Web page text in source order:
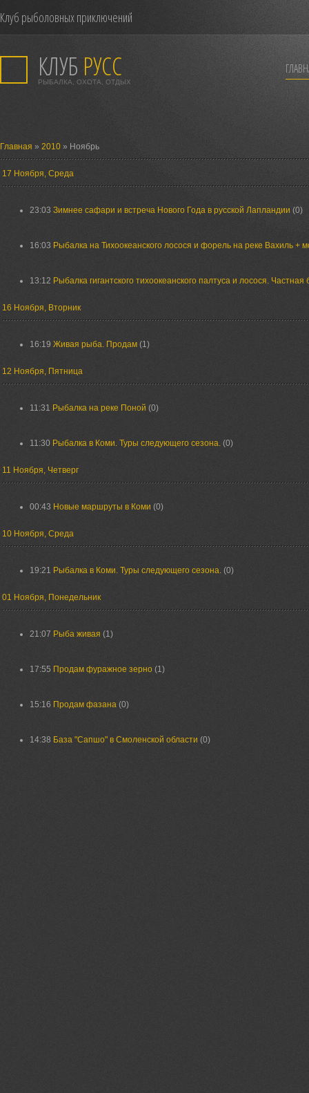
Клуб рыболовных приключений
КЛУБ РУСС
РЫБАЛКА, ОХОТА, ОТДЫХ
Главная » 2010 » Ноябрь
17 Ноября, Среда
23:03 Зимнее сафари и встреча Нового Года в русской Лапландии (0)
16:03 Рыбалка на Тихоокеанского лосося и форель на реке Вахиль +
13:12 Рыбалка гигантского тихоокеанского палтуса и лосося.
16 Ноября, Вторник
16:19 Живая рыба. Продам (1)
12 Ноября, Пятница
11:31 Рыбалка на реке Поной (0)
11:30 Рыбалка в Коми. Туры следующего сезона. (0)
11 Ноября, Четверг
00:43 Новые маршруты в Коми (0)
10 Ноября, Среда
19:21 Рыбалка в Коми. Туры следующего сезона. (0)
01 Ноября, Понедельник
21:07 Рыба живая (1)
17:55 Продам фуражное зерно (1)
15:16 Продам фазана (0)
14:38 База "Сапшо" в Смоленской области (0)